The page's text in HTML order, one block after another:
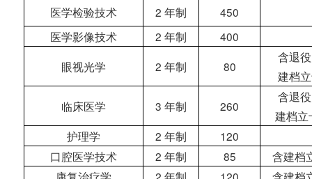
医学检验技术
2 年制
450
医学影像技术
2 年制
400
眼视光学
2 年制 80
含退
建档
临床医学
3 年制 260
含退
建档立
护理学
2 年制
120
口腔医学技术
2 年制 85
含建档